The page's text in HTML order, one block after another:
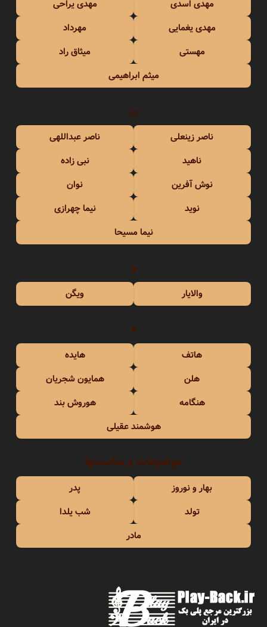
مهدی اسدی
مهدی یراحی
مهدی یغمایی
مهرداد
مهستی
میثاق راد
میثم ابراهیمی
ن
ناصر زینعلی
ناصر عبداللهی
ناهید
نبی زاده
نوش آفرین
نوان
نوید
نیما چهرازی
نیما مسیحا
و
والایار ویگن
ه
هاتف
هایده
هلن
همایون شجریان
هنگامه
هوروش بند
هوشمند عقیلی
موضوعات و مناسبتها
بهار و نوروز
پدر
تولد
شب یلدا
مادر